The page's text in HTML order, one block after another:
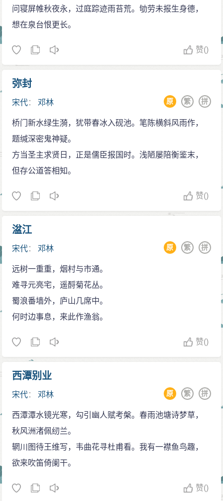
问寝屏帷秋夜永，过庭踪迹雨苔荒。劬劳未报生身德，
想在泉台恨更长。
赞()
弥封
宋代： 邓林 拼
繁
原
桥门新水绿生漪，犹带春冰入砚池。笔陈横斜风雨作，
题缄深密鬼神疑。
方当圣主求贤日，正是儒臣报国时。浅陋屡陪衡鉴末，
但存公道答相知。
赞()
湓江
宋代： 邓林 拼
繁
原
远树一重重，烟村与市通。
难寻元亮宅，遥酹菊花丛。
蜀浪番墙外，庐山几席中。
何时边事息，来此作渔翁。
赞()
西潭别业
宋代： 邓林 拼
繁
原
西潭潭水镜光寒，勾引幽人赋考槃。春雨池塘诗梦草，
秋风洲渚佩纫兰。
辋川图待王维写，韦曲花寻杜甫看。我有一襟鱼鸟趣，
欲来吹笛倚阑干。
赞()